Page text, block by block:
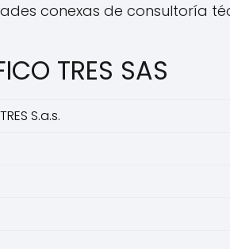
conexas de consultoría
TRES SAS
S.a.s.